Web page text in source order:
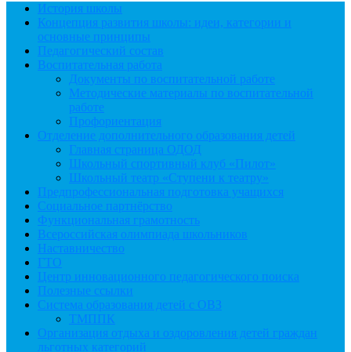
История школы
Концепция развития школы: идеи, категории и
основные принципы
Педагогический состав
Воспитательная работа
Документы по воспитательной работе
Методические материалы по воспитательной
работе
Профориентация
Отделение дополнительного образования детей
Главная страница ОДОД
Школьный спортивный клуб «Пилот»
Школьный театр «Ступени к театру»
Предпрофессиональная подготовка учащихся
Социальное партнёрство
Функциональная грамотность
Всероссийская олимпиада школьников
Наставничество
ГТО
Центр инновационного педагогического поиска
Полезные ссылки
Система образования детей с ОВЗ
ТМППК
Организация отдыха и оздоровления детей граждан
льготных категорий